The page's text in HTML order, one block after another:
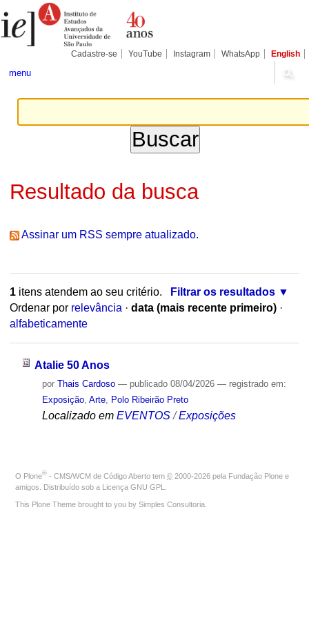
para
conteúdo.
Pessoais
Cadastre-se YouTube Instagram WhatsApp English
menu
Resultado da busca
Assinar um RSS sempre atualizado.
1itens atendem ao seu critério.
Filtrar os resultados
Ordenar por relevância · data (mais recente primeiro) ·
alfabeticamente
Atalie 50 Anos
por Thais Cardoso — publicado08/04/2026 — registrado em:
Exposição, Arte, Polo Ribeirão Preto
Localizado em EVENTOS /Exposições
O Plone® - CMS/WCM de Código Aberto tem © 2000-2026 pela Fundação Plone e
amigos. Distribuído sob a Licença GNU GPL
This Plone Theme brought to you by Simples Consultoria